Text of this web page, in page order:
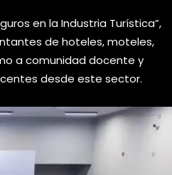
en la Industria Turística”,
de hoteles, moteles,
a comunidad docente y
desde este sector.